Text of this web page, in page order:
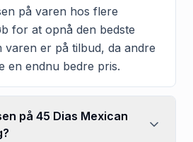
på varen hos flere
for at opnå den bedste
varen er på tilbud, da andre
en endnu bedre pris.
på 45 Dias Mexican